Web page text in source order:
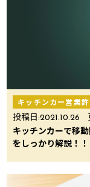
キッチンカー営業
投稿日:2021.10.26
キッチンカーで移
をしっかり解説！！